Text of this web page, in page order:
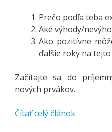
Prečo podľa teba
Aké výhody/
Ako pozitívne
ďalšie roky na tejto
Začítajte sa do
nových prvákov.
Čítať celý článok